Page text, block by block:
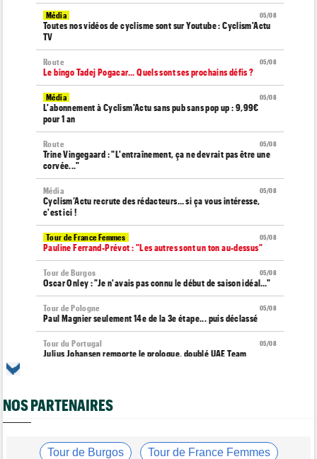
05/08
Média
Toutes nos vidéos de cyclisme sont sur Youtube : Cyclism'Actu
TV
05/08
Route
Le bingo Tadej Pogacar... Quels sont ses prochains défis ?
05/08
Média
L'abonnement à Cyclism'Actu sans pub sans pop up : 9,99€
pour 1 an
05/08
Route
Trine Vingegaard : "L'entraînement, ça ne devrait pas être une
corvée..."
05/08
Média
Cyclism’Actu recrute des rédacteurs… si ça vous intéresse,
c'est ici !
05/08
Tour de France Femmes
Pauline Ferrand-Prévot : "Les autres sont un ton au-dessus"
05/08
Tour de Burgos
Oscar Onley : "Je n'avais pas connu le début de saison idéal…"
05/08
Tour de Pologne
Paul Magnier seulement 14e de la 3e étape... puis déclassé
05/08
Tour du Portugal
Julius Johansen remporte le prologue, doublé UAE Team
Marlen Reusser : "C'était différent du Mont Ventoux..."
WorldTour
NOS PARTENAIRES
Tour de Burgos Tour de France Femmes